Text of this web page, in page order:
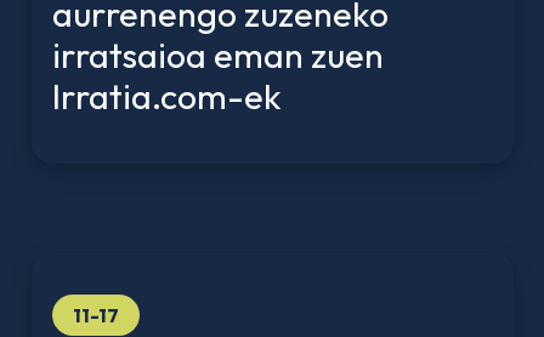
aurrenengo zuzeneko
irratsaioa eman zuen
Irratia.com-ek
11-17